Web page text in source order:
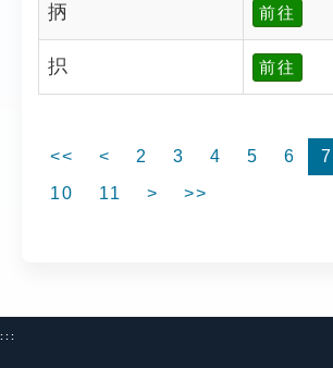
抦 前往
抧 前往
<< < 2 3 4 5 6 7
10
11 > >>
:::